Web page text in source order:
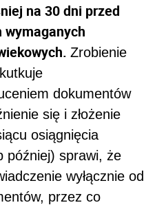
na 30 dni przed
wymaganych
Zrobienie
dokumentów
się i złożenie
osiągnięcia
później) sprawi, że
wyłącznie od
przez co